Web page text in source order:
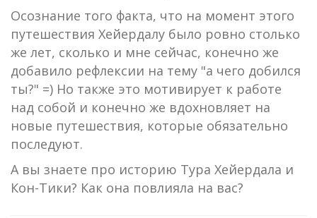
Осознание того факта, что на момент этого
путешествия Хейердалу было ровно столько
же лет, сколько и мне сейчас, конечно же
добавило рефлексии на тему "а чего добился
ты?" =) Но также это мотивирует к работе
над собой и конечно же вдохновляет на
новые путешествия, которые обязательно
последуют.
А вы знаете про историю Тура Хейердала и
Кон-Тики? Как она повлияла на вас?